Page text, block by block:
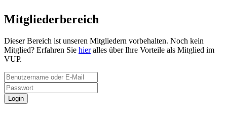
Mitgliederbereich
Dieser Bereich ist unseren Mitgliedern vorbehalten. Noch kein
Mitglied? Erfahren Sie hieralles über Ihre Vorteile als Mitglied im
VUP.
Login